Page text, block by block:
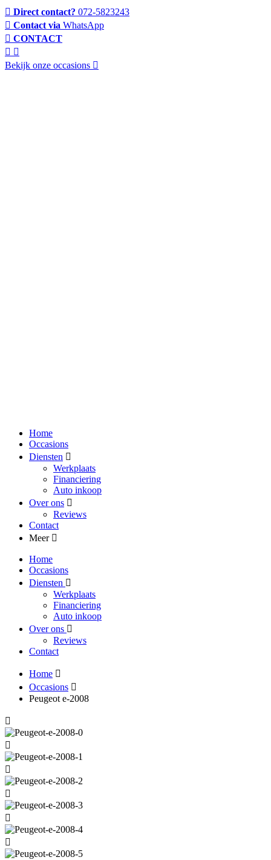
Direct contact? 072-5823243
Contact via WhatsApp
CONTACT
Bekijk onze occasions
Home
Occasions
Diensten
Werkplaats
Financiering
Auto inkoop
Over ons
Reviews
Contact
Meer
Home
Occasions
Diensten
Werkplaats
Financiering
Auto inkoop
Over ons
Reviews
Contact
Home
Occasions
Peugeot e-2008